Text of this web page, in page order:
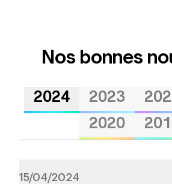
Nos bonnes
Voir les nouvelles de
2024 Voir les
2023
Voir les
2020
15/04/2024